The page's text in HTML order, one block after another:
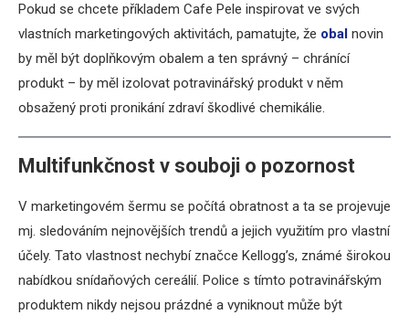
Pokud se chcete příkladem Cafe Pele inspirovat ve svých
vlastních marketingových aktivitách, pamatujte, že obal novin
by měl být doplňkovým obalem a ten správný – chránící
produkt – by měl izolovat potravinářský produkt v něm
obsažený proti pronikání zdraví škodlivé chemikálie.
Multifunkčnost v souboji o pozornost
V marketingovém šermu se počítá obratnost a ta se projevuje
mj. sledováním nejnovějších trendů a jejich využitím pro vlastní
účely. Tato vlastnost nechybí značce Kellogg’s, známé širokou
nabídkou snídaňových cereálií. Police s tímto potravinářským
produktem nikdy nejsou prázdné a vyniknout může být